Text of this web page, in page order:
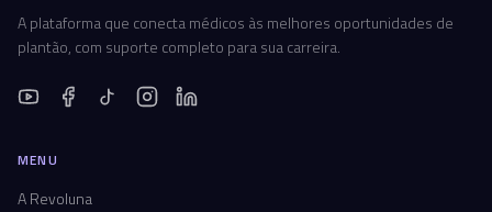
A plataforma que conecta médicos às melhores oportunidades de
plantão, com suporte completo para sua carreira.
MENU
A Revoluna